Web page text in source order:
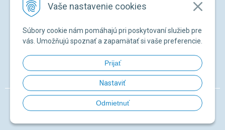
Vaše nastavenie cookies
Súbory cookie nám pomáhajú pri poskytovaní služieb pre
vás. Umožňujú spoznať a zapamätať si vaše preferencie.
Prijať
Nastaviť
Odmietnuť
Obchodné podmienky
Ochana osobných údajov
Registrácia nového zákazníka
Žiadosť o registráciu na ďalší predaj
Zabudnuté heslo
© 2026 SLOVPAP SK • NextShop&e-shop Pohoda Connector NextCom